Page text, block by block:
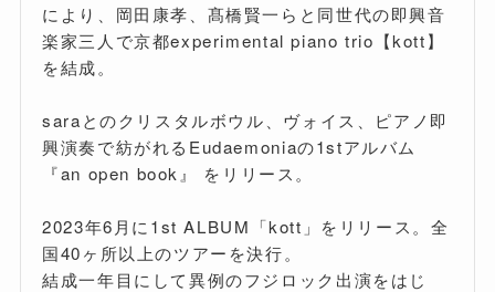
により、岡田康孝、髙橋賢一らと同世代の即興音
楽家三人で京都experimental piano trio【kott】
を結成。
saraとのクリスタルボウル、ヴォイス、ピアノ即
興演奏で紡がれるEudaemoniaの1stアルバム
『an open book』 をリリース。
2023年6月に1st ALBUM「kott」をリリース。全
国40ヶ所以上のツアーを決行。
結成一年目にして異例のフジロック出演をはじ